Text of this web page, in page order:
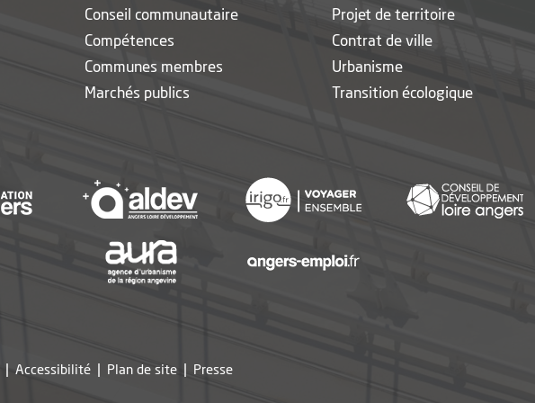
Conseil communautaire
Compétences
Communes membres
Marchés publics
Projet de territoire
Contrat de ville
Urbanisme
Transition écologique
, Ouvre une nouvelle fenêtre, Ouvre une nouvelle fenêtre, Ouvre une nouvelle fenêtre
Accessibilité Plan de site Presse, Ouvre une nouvelle fenêtre